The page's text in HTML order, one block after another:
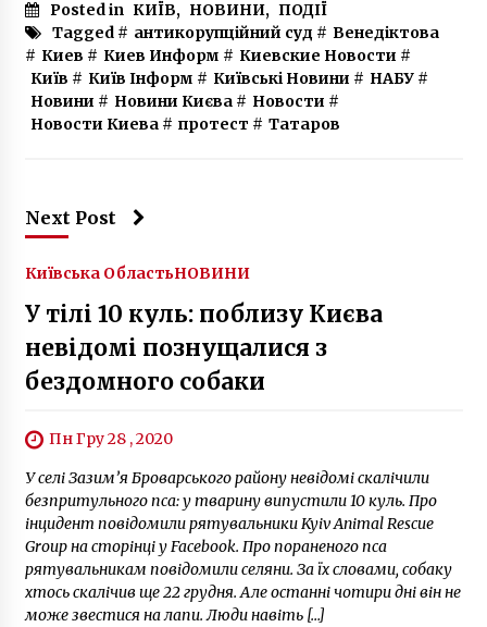
Posted in КИЇВ, НОВИНИ, ПОДІЇ
Tagged # антикорупційний суд # Венедіктова
# Киев # Киев Информ # Киевские Новости #
Київ # Київ Інформ # Київські Новини # НАБУ#
Новини # Новини Києва# Новости #
Новости Киева# протест # Татаров
Next Post
Київська ОбластьНОВИНИ
У тілі 10 куль: поблизу Києва
невідомі познущалися з
бездомного собаки
Пн Гру 28 , 2020
У селі Зазим’я Броварського району невідомі скалічили
безпритульного пса: у тварину випустили 10 куль. Про
інцидент повідомили рятувальники Kyiv Animal Rescue
Group на сторінці у Facebook. Про пораненого пса
рятувальникам повідомили селяни. За їх словами, собаку
хтось скалічив ще 22 грудня. Але останні чотири дні він не
може звестися на лапи. Люди навіть […]